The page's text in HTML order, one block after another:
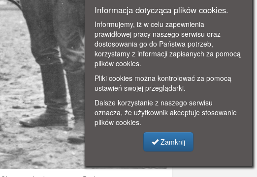
Informacja dotycząca plików cookies.
Informujemy, iż w celu zapewnienia
prawidłowej pracy naszego serwisu oraz
dostosowania go do Państwa potrzeb,
korzystamy z informacji zapisanych za pomocą
plików cookies.
Pliki cookies można kontrolować za pomocą
ustawień swojej przeglądarki.
Dalsze korzystanie z naszego serwisu
oznacza, że użytkownik akceptuje stosowanie
plików cookies.
Zamknij